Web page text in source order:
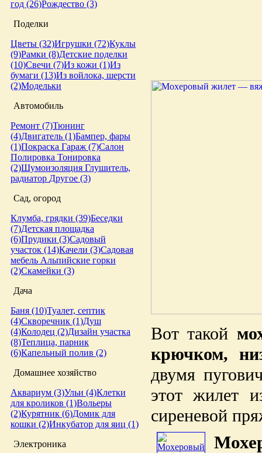
год (26)Рождество (3)
Поделки
Цветы (32)Игрушки (72)Куклы
(9)Рамки (8)Детские поделки
(10)Свечи (7)Из кожи (1)Из
бумаги (13)Из войлока, шерсти
(2)Модельки
Автомобиль
Ремонт (7)Тюнинг
(4)Двигатель (1)Бампер, фары
(1)Покраска Гараж (7)Салон
Полировка Тонировка
(2)Шумоизоляция Глушитель,
радиатор Другое (3)
Сад, огород
Клумба, грядки (39)Беседки
(7)Детская площадка
(6)Прудики (3)Садовый
участок (14)Качели (3)Садовая
мебель Альпийские горки
(2)Скамейки (3)
Дача
Баня (10)Туалет, септик
(4)Скворечник (1)Душ
(4)Колодец (2)Дизайн участка
(8)Теплица, парник
(6)Капельный полив (2)
Домашнее хозяйство
Аквариум (3)Ульи (4)Клетки
для кроликов (1)Вольеры
(2)Курятник (6)Домик для
кошки (2)Инкубатор для яиц (1)
Электроника
Вот такой
крючком,
двумя
этот жилет
сиреневой